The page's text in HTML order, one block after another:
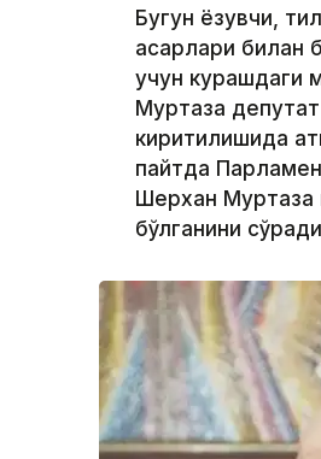
Бугун ёзувчи,
асарлари билан
учун курашдаги
Муртаза
киритилишида
пайтда
Шерхан Муртаза
бўлганини